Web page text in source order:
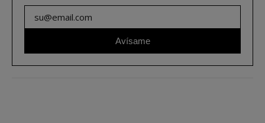
Avísame